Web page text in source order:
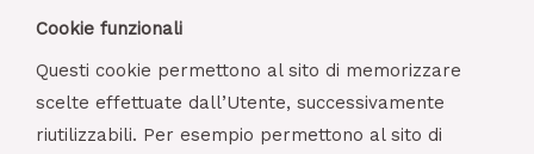
Cookie funzionali
Questi cookie permettono al sito di memorizzare
scelte effettuate dall’Utente, successivamente
riutilizzabili. Per esempio permettono al sito di